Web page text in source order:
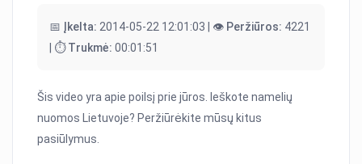
📅 Įkelta: 2014-05-22 12:01:03 | 👁️ Peržiūros: 4221
⏱️ Trukmė: 00:01:51
Šis video yra apie poilsį prie jūros. Ieškote namelių
nuomos Lietuvoje? Peržiūrėkite mūsų kitus
pasiūlymus.